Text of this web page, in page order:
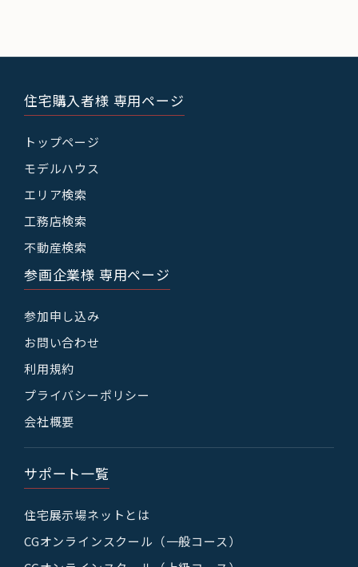
住宅購入者様 専用ページ
トップページ
モデルハウス
エリア検索
工務店検索
不動産検索
参画企業様 専用ページ
参加申し込み
お問い合わせ
利用規約
プライバシーポリシー
会社概要
サポート一覧
住宅展示場ネットとは
CGオンラインスクール（一般コース）